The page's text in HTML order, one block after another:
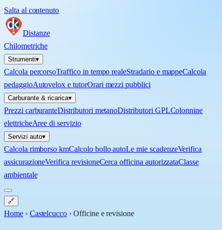
Salta al contenuto
Distanze
Chilometriche
Strumenti▾
Calcola percorsoTraffico in tempo realeStradario e mappeCalcola
pedaggioAutovelox e tutorOrari mezzi pubblici
Carburante & ricarica▾
Prezzi carburanteDistributori metanoDistributori GPLColonnine
elettricheAree di servizio
Servizi auto▾
Calcola rimborso kmCalcolo bollo autoLe mie scadenzeVerifica
assicurazioneVerifica revisioneCerca officina autorizzataClasse
ambientale
🔗
Home› Castelcucco › Officine e revisione